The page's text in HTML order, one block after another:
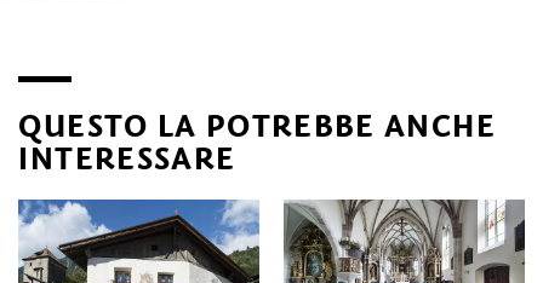
QUESTO LA POTREBBE ANCHE
INTERESSARE